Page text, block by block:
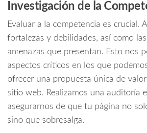
Investigación de la
Evaluar a la competencia es crucial.
fortalezas y debilidades, así como
amenazas que presentan. Esto nos
aspectos críticos en los que
ofrecer una propuesta única de
sitio web. Realizamos una auditoría
asegurarnos de que tu página no
sino que sobresalga.